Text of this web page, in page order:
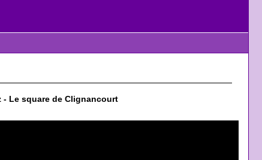
- Le square de Clignancourt